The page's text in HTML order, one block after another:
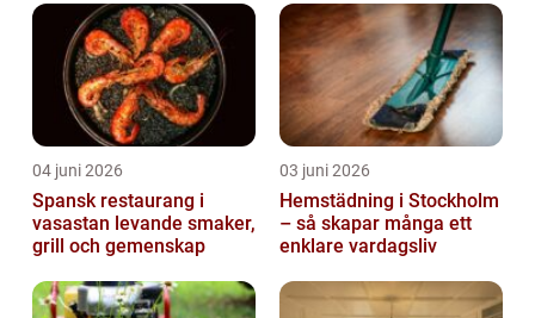
04 juni 2026
Spansk restaurang i
vasastan levande smaker,
grill och gemenskap
03 juni 2026
Hemstädning i Stockholm
– så skapar många ett
enklare vardagsliv